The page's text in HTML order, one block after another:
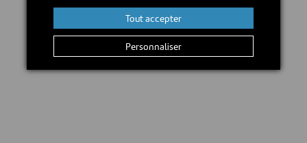
Personnaliser
Tout accepter